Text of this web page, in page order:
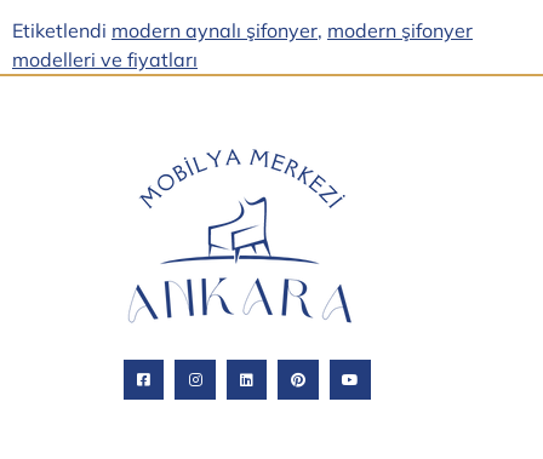
Etiketlendi modern aynalı şifonyer, modern şifonyer
modelleri ve fiyatları